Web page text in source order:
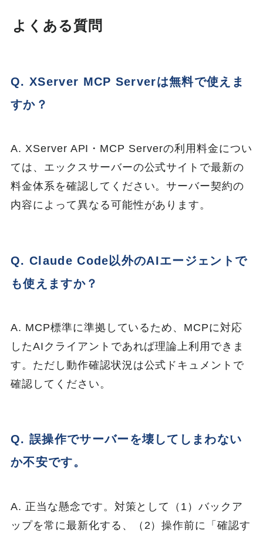
よくある質問
Q. XServer MCP Serverは無料で使えま
すか？
A. XServer API・MCP Serverの利用料金につい
ては、エックスサーバーの公式サイトで最新の
料金体系を確認してください。サーバー契約の
内容によって異なる可能性があります。
Q. Claude Code以外のAIエージェントで
も使えますか？
A. MCP標準に準拠しているため、MCPに対応
したAIクライアントであれば理論上利用できま
す。ただし動作確認状況は公式ドキュメントで
確認してください。
Q. 誤操作でサーバーを壊してしまわない
か不安です。
A. 正当な懸念です。対策として（1）バックア
ップを常に最新化する、（2）操作前に「確認す